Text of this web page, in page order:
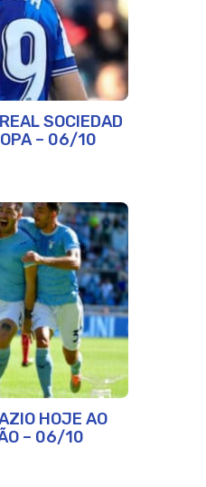
SOCIEDAD
– 06/10
HOJE AO
– 06/10